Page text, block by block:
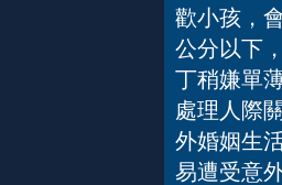
歡小孩，
公分以下
丁稍嫌單
處理人際
外婚姻生
易遭受意